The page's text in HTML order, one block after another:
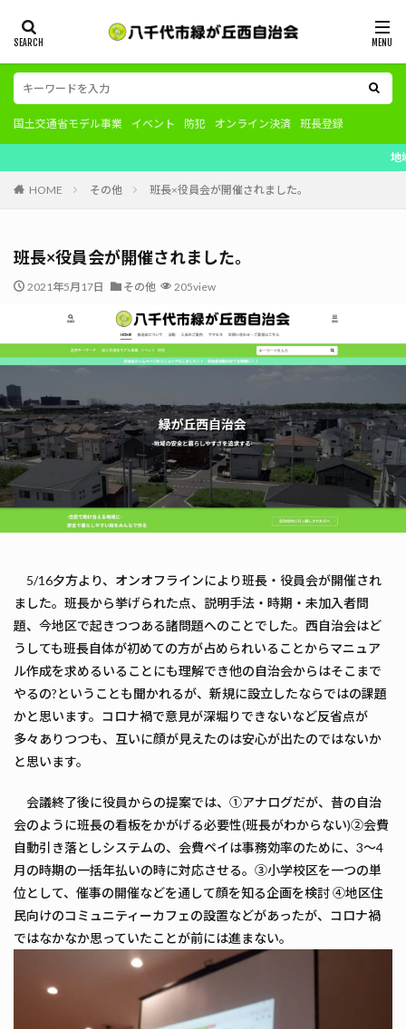
国土交通省モデル事業 イベント 防犯 オンライン決済 班長登録
地域住民で
HOME その他 班長×役員会が開催されました。
班長×役員会が開催されました。
2021年5月17日 その他 205view
5/16夕方より、オンオフラインにより班長・役員会が開催され
ました。班長から挙げられた点、説明手法・時期・未加入者問
題、今地区で起きつつある諸問題へのことでした。西自治会はど
うしても班長自体が初めての方が占められいることからマニュア
ル作成を求めるいることにも理解でき他の自治会からはそこまで
やるの?ということも聞かれるが、新規に設立したならではの課題
かと思います。コロナ禍で意見が深堀りできないなど反省点が
多々ありつつも、互いに顔が見えたのは安心が出たのではないか
と思います。
会議終了後に役員からの提案では、①アナログだが、昔の自治
会のように班長の看板をかがげる必要性(班長がわからない)②会費
自動引き落としシステムの、会費ペイは事務効率のために、3～4
月の時期の一括年払いの時に対応させる。③小学校区を一つの単
位として、催事の開催などを通して顔を知る企画を検討 ④地区住
民向けのコミュニティーカフェの設置などがあったが、コロナ禍
ではなかなか思っていたことが前には進まない。